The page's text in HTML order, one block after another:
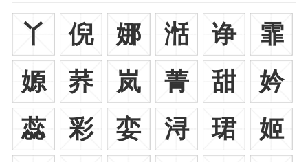
丫 倪 娜 湉 诤
霏
嫄
荞 岚 菁 甜
妗
蕊
彩 娈 浔 珺
姬